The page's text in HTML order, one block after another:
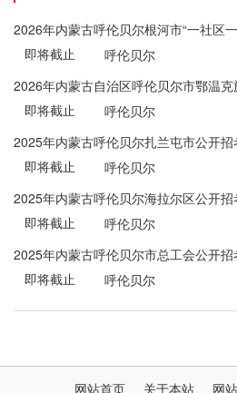
2026年内蒙古呼伦贝尔根河市“一社区
进公告
即将截止
呼伦贝尔
2026年内蒙古自治区呼伦贝尔市鄂温
工作者及社区工作者储备人才库公告
即将截止
呼伦贝尔
2025年内蒙古呼伦贝尔扎兰屯市公开
公告
即将截止
呼伦贝尔
2025年内蒙古呼伦贝尔海拉尔区公开
公告
即将截止
呼伦贝尔
2025年内蒙古呼伦贝尔市总工会公开
者和工会专职集体协商指导员24人公告
即将截止
呼伦贝尔
网站首页 关于本站 网